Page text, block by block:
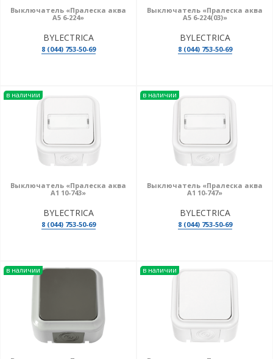
Выключатель «Пралеска аква
А5 6-224»
BYLECTRICA
8 (044) 753-50-69
Выключатель «Пралеска аква
А5 6-224(03)»
BYLECTRICA
8 (044) 753-50-69
в наличии
Выключатель «Пралеска аква
А1 10-743»
BYLECTRICA
8 (044) 753-50-69
в наличии
Выключатель «Пралеска аква
А1 10-747»
BYLECTRICA
8 (044) 753-50-69
в наличии в наличии